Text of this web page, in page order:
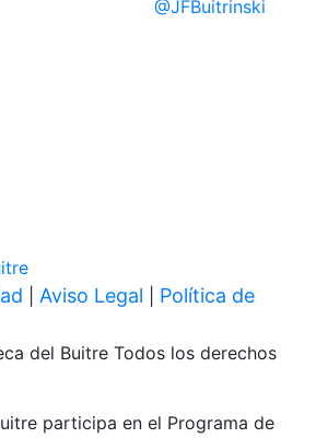
@JFBuitrinski
Aviso Legal
Política de
del Buitre Todos los derechos
participa en el Programa de